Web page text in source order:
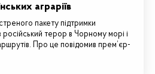
аграріїв
пакету підтримки
російський терор в Чорному морі і
Про це повідомив прем’єр-